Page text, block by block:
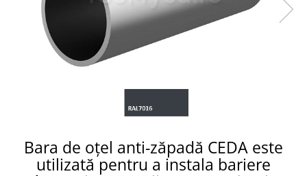
Clesti inchidere in streasina
Clesti jgheaburi si burlane
Clesti mari
Clesti blocatori
Clesti inchidere capace atic
Clesti de dulgherie
Accesorii clesti
Ferestre de mansarda
Accesorii invelitori si fatade
Ventilatii
Parafrunzare
Bara de oțel anti-zăpadă CEDA este
utilizată pentru a instala bariere